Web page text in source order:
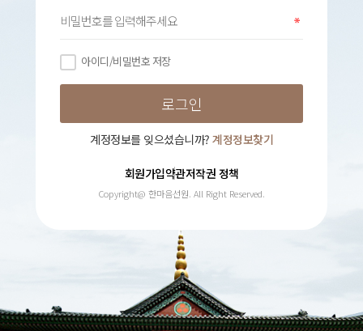
아이디/비밀번호 저장
계정정보를 잊으셨습니까? 계정정보찾기
회원가입약관저작권 정책
Copyright@ 한마음선원. All Right Reserved.